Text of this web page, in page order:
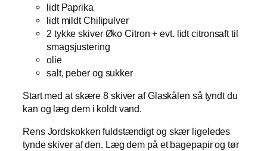
lidt Paprika
lidt mildt Chilipulver
2 tykke skiver Øko Citron + evt. lidt citronsaft til
smagsjustering
olie
salt, peber og sukker
Start med at skære 8 skiver af Glaskålen så tyndt du
kan og læg dem i koldt vand.
Rens Jordskokken fuldstændigt og skær ligeledes
tynde skiver af den. Læg dem på et bagepapir og tør